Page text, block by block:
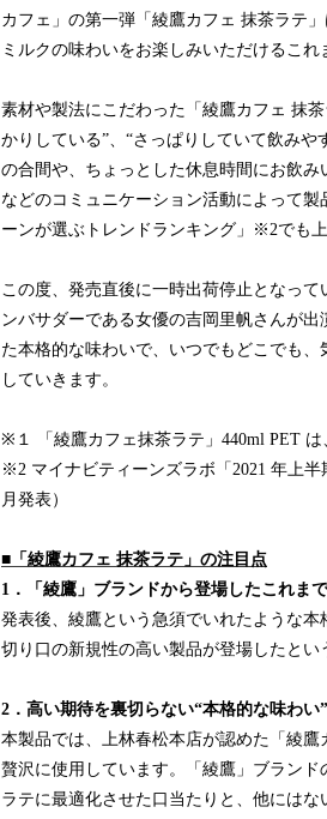
カフェ」の第一弾「綾鷹カフェ 抹茶ラテ
ミルクの味わいをお楽しみいただけるこれ
素材や製法にこだわった「綾鷹カフェ 抹
かりしている”、“さっぱりしていて飲み
の合間や、ちょっとした休息時間にお飲
などのコミュニケーション活動によって
ーンが選ぶトレンドランキング」※2でも
この度、発売直後に一時出荷停止となっ
ンバサダーである女優の吉岡里帆さんが
た本格的な味わいで、いつでもどこでも
していきます。
※１ 「綾鷹カフェ抹茶ラテ」440ml PET
※2 マイナビティーンズラボ「2021 年上
月発表）
■「綾鷹カフェ 抹茶ラテ」の注目点
1．「綾鷹」ブランドから登場したこれま
発表後、綾鷹という急須でいれたような
切り口の新規性の高い製品が登場したとい
2．高い期待を裏切らない“本格的な味わい”
本製品では、上林春松本店が認めた「綾
贅沢に使用しています。「綾鷹」ブラン
ラテに最適化させた口当たりと、他には